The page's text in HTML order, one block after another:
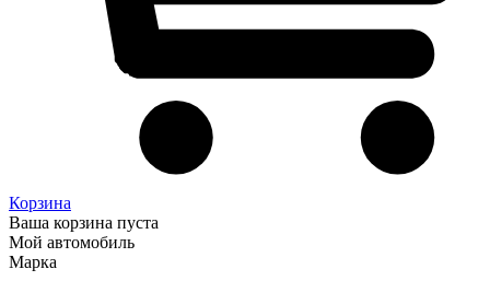
Корзина
Ваша корзина пуста
Мой автомобиль
Марка